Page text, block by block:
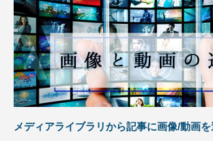
【国内最大WordPressテーマ 】素敵なサイ
トが構築出来る「TCD」テーマについて紹
介致します。
2022.03.01
メディアライブラリから記事に画像/動画